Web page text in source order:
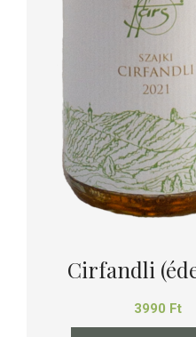
Cirfandli
3990 Ft